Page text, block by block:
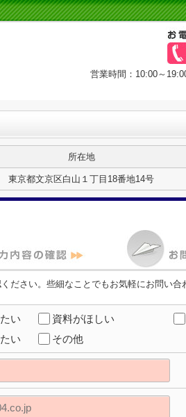
営業時間：10:00～
所在地
東京都文京区白山１丁目18番地14号
ださい。些細なことでもお気軽にお問い合
い 資料がほしい
い
その他